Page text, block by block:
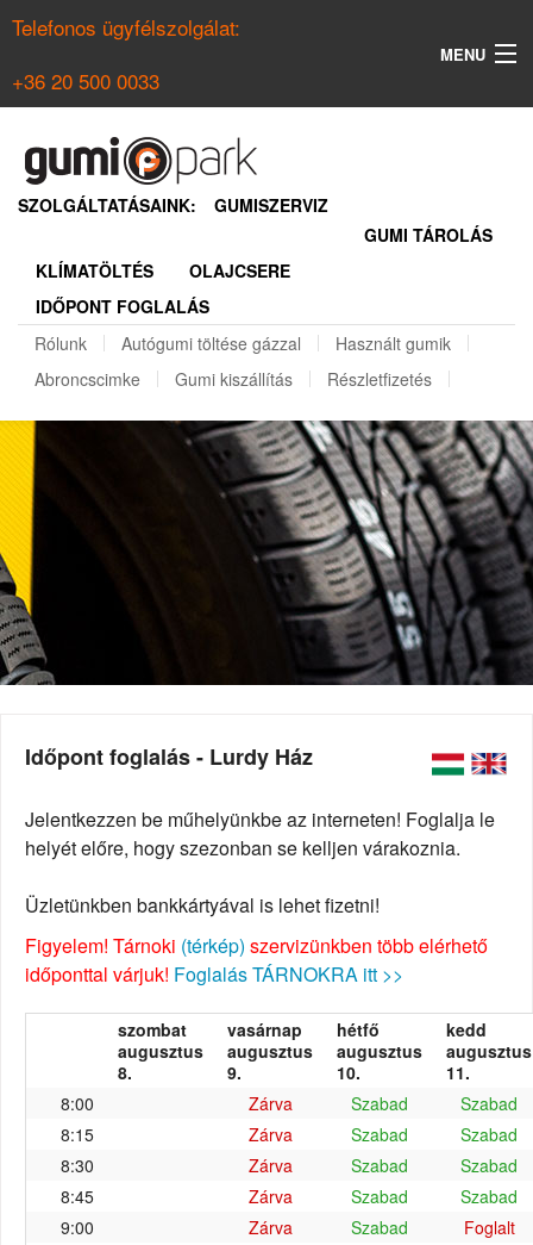
Telefonos ügyfélszolgálat:
+36 20 500 0033
MENU
NYÁRI GUMI KERESŐ
REGISZTRÁCIÓ
SZOLGÁLTATÁSAINK:
GUMISZERVIZ
GUMI TÁROLÁS
KLÍMATÖLTÉS
OLAJCSERE
IDŐPONT FOGLALÁS
Rólunk
Autógumi töltése gázzal
Használt gumik
Abroncscimke
Gumi kiszállítás Részletfizetés
Időpont foglalás - Lurdy Ház
Jelentkezzen be műhelyünkbe az interneten! Foglalja le
helyét előre, hogy szezonban se kelljen várakoznia.
Üzletünkben bankkártyával is lehet fizetni!
Figyelem! Tárnoki (térkép) szervizünkben több elérhető
időponttal várjuk! Foglalás TÁRNOKRA itt >>
szombat
augusztus
8.
vasárnap
augusztus
9.
hétfő
augusztus
10.
kedd
augusztus
11.
8:00
Zárva Szabad
Szabad
8:15
Zárva Szabad
Szabad
8:30
Zárva Szabad
Szabad
8:45
Zárva Szabad
Szabad
9:00
Zárva Szabad
Foglalt